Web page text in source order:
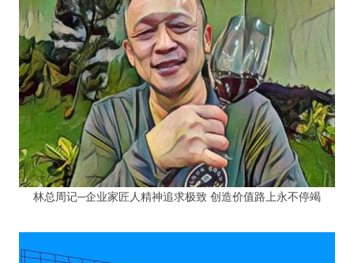
林总周记─企业家匠人精神追求极致 创造价值路上永不停竭